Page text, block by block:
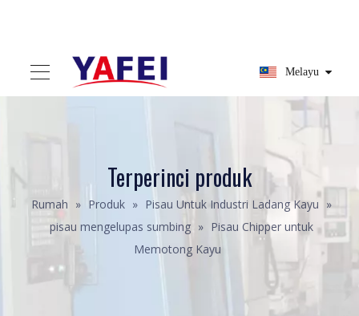
Melayu
Terperinci produk
Rumah » Produk » Pisau Untuk Industri Ladang Kayu »
pisau mengelupas sumbing » Pisau Chipper untuk
Memotong Kayu